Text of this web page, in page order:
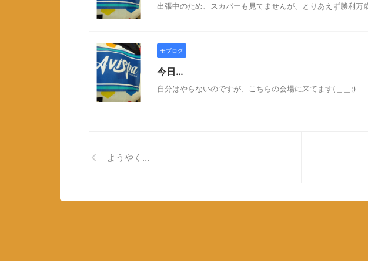
出張中のため、スカパーも見てませんが、とりあえず勝利
モブログ
今日…
自分はやらないのですが、こちらの会場に来てます(＿＿;)
ようやく…